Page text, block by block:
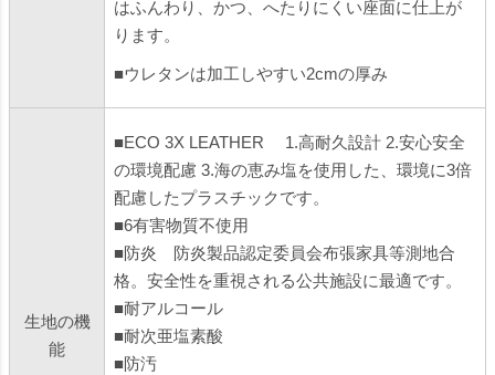
はふんわり、かつ、へたりにくい座面に仕上が
ります。
■ウレタンは加工しやすい2cmの厚み
生地の機
能
■ECO 3X LEATHER 1.高耐久設計 2.安心安全
の環境配慮 3.海の恵み塩を使用した、環境に3倍
配慮したプラスチックです。
■6有害物質不使用
■防炎 防炎製品認定委員会布張家具等測地合
格。安全性を重視される公共施設に最適です。
■耐アルコール
■耐次亜塩素酸
■防汚